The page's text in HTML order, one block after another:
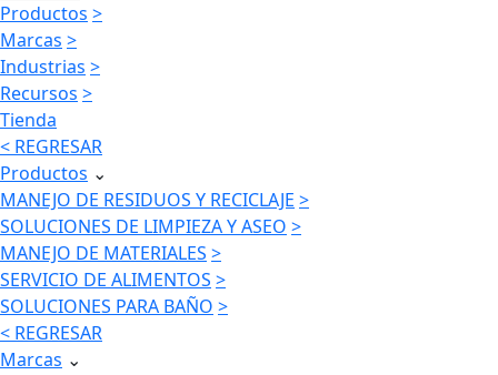
Productos >
Marcas >
Industrias >
Recursos >
Tienda
< REGRESAR
Productos ⌄
MANEJO DE RESIDUOS Y RECICLAJE >
SOLUCIONES DE LIMPIEZA Y ASEO >
MANEJO DE MATERIALES >
SERVICIO DE ALIMENTOS >
SOLUCIONES PARA BAÑO >
< REGRESAR
Marcas ⌄